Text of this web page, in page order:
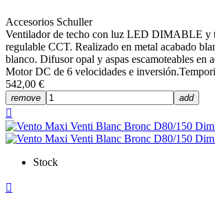
Accesorios Schuller
Ventilador de techo con luz LED DIMABLE y
regulable CCT. Realizado en metal acabado
blanco. Difusor opal y aspas escamoteables en
Motor DC de 6 velocidades e
542,00 €
remove add

Stock
